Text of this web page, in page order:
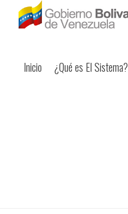
Inicio ¿Qué es El Sistema?